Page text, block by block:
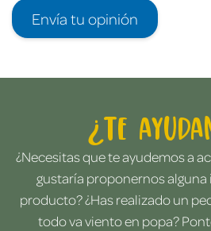
Envía tu opinión
¿Te
¿Necesitas que te ayudemos a
gustaría proponernos alguna
producto? ¿Has realizado un
todo va viento en popa?